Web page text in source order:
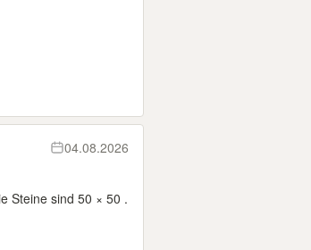
04.08.2026
Steine sind 50 × 50 .